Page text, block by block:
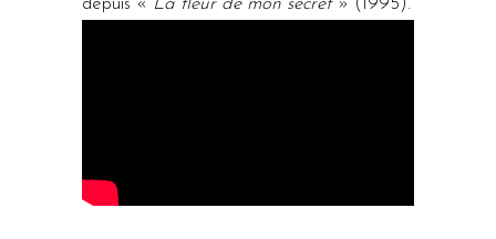
depuis « La fleur de mon secret » (1995).